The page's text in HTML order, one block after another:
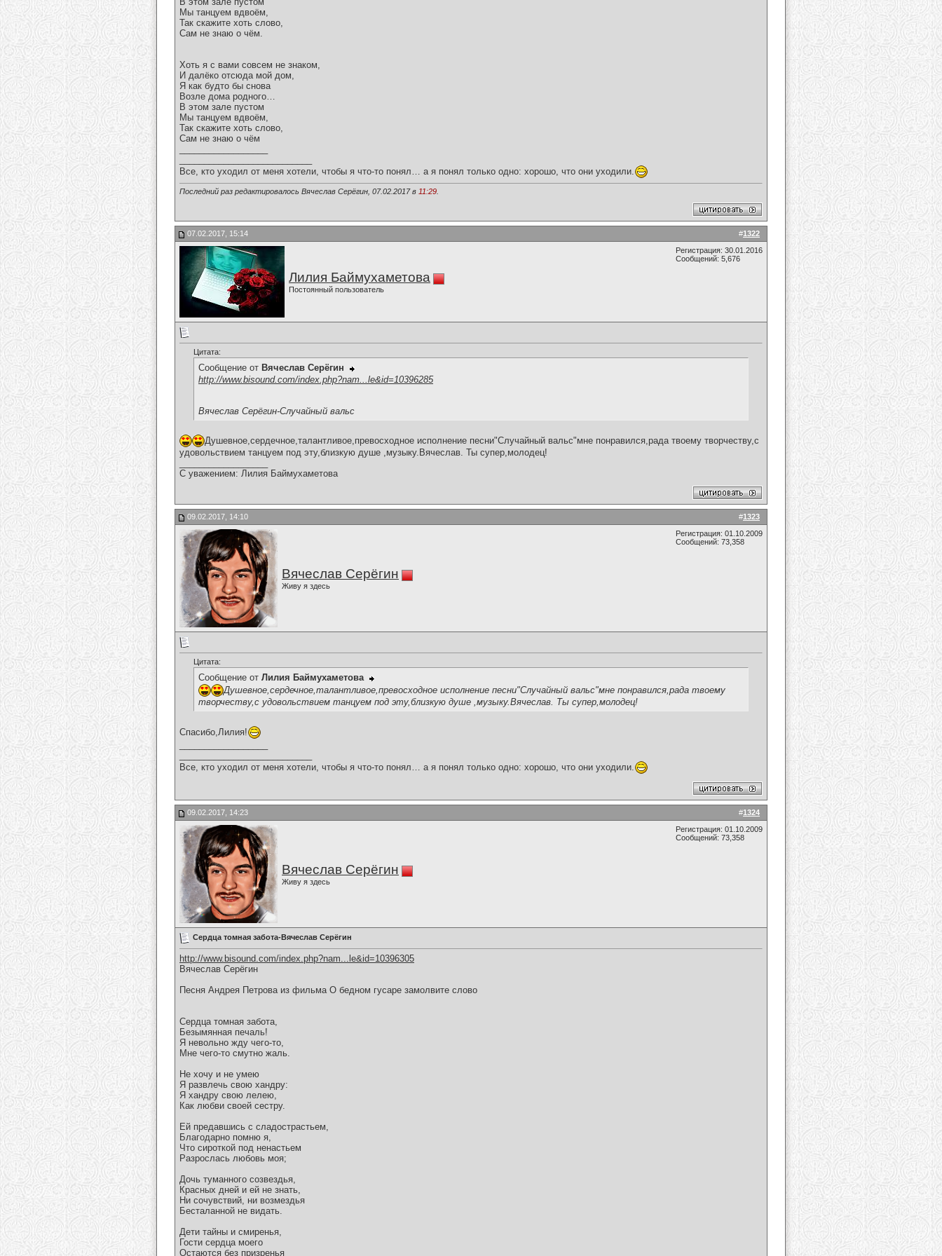
Мы танцуем вдвоём,
Так скажите хоть слово,
Сам не знаю о чём.
Хоть я с вами совсем не знаком,
И далёко отсюда мой дом,
Я как будто бы снова
Возле дома родного…
В этом зале пустом
Мы танцуем вдвоём,
Так скажите хоть слово,
Сам не знаю о чём
Все, кто уходил от меня хотели, чтобы я что-то понял… а я понял только одно: хорошо, что они уходили.
Последний раз редактировалось Вячеслав Серёгин, 07.02.2017 в 11:29
#1322
07.02.2017, 15:14
Лилия Баймухаметова
Постоянный пользователь
Регистрация: 30.01.2016
Сообщений: 5,676
Цитата:
Сообщение от Вячеслав Серёгин
http://www.bisound.com/index.php?nam...le&id=10396285
Вячеслав Серёгин-Случайный вальс
Душевное,сердечное,талантливое,превосходное исполнение песни"Случайный вальс"мне понравился,рада твоему творчеству,с
удовольствием танцуем под эту,близкую душе ,музыку.Вячеслав. Ты супер,молодец!
С уважением: Лилия Баймухаметова
#1323
09.02.2017, 14:10
Вячеслав Серёгин
Живу я здесь
Регистрация: 01.10.2009
Сообщений: 73,358
Цитата:
Сообщение от Лилия Баймухаметова
Душевное,сердечное,талантливое,превосходное исполнение песни"Случайный вальс"мне понравился,рада твоему
творчеству,с удовольствием танцуем под эту,близкую душе ,музыку.Вячеслав. Ты супер,молодец!
Спасибо,Лилия!
Все, кто уходил от меня хотели, чтобы я что-то понял… а я понял только одно: хорошо, что они уходили.
#1324
09.02.2017, 14:23
Вячеслав Серёгин
Живу я здесь
Регистрация: 01.10.2009
Сообщений: 73,358
Сердца томная забота-Вячеслав Серёгин
http://www.bisound.com/index.php?nam...le&id=10396305
Вячеслав Серёгин
Песня Андрея Петрова из фильма О бедном гусаре замолвите слово
Сердца томная забота,
Безымянная печаль!
Я невольно жду чего-то,
Мне чего-то смутно жаль.
Не хочу и не умею
Я развлечь свою хандру:
Я хандру свою лелею,
Как любви своей сестру.
Ей предавшись с сладострастьем,
Благодарно помню я,
Что сироткой под ненастьем
Разрослась любовь моя;
Дочь туманного созвездья,
Красных дней и ей не знать,
Ни сочувствий, ни возмездья
Бесталанной не видать.
Дети тайны и смиренья,
Гости сердца моего
Остаются без призренья